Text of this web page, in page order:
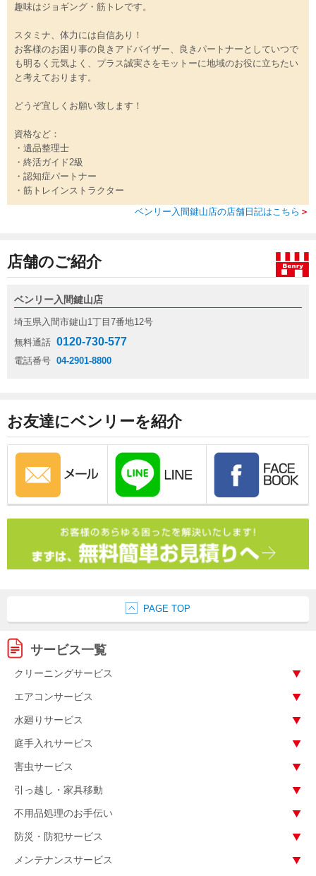
趣味はジョギング・筋トレです。
スタミナ、体力には自信あり！
お客様のお困り事の良きアドバイザー、良きパートナーとしていつで
も明るく元気よく、プラス誠実さをモットーに地域のお役に立ちたい
と考えております。
どうぞ宜しくお願い致します！
資格など：
・遺品整理士
・終活ガイド2級
・認知症パートナー
・筋トレインストラクター
ベンリー入間鍵山店の店舗日記はこちら ＞
店舗のご紹介
ベンリー入間鍵山店
埼玉県入間市鍵山1丁目7番地12号
無料通話 0120-730-577
電話番号 04-2901-8800
お友達にベンリーを紹介
PAGE TOP
サービス一覧
クリーニングサービス
エアコンサービス
水廻りサービス
庭手入れサービス
害虫サービス
引っ越し・家具移動
不用品処理のお手伝い
防災・防犯サービス
メンテナンスサービス